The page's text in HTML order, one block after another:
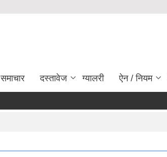
समाचार दस्तावेज ग्यालरी ऐन / नियम